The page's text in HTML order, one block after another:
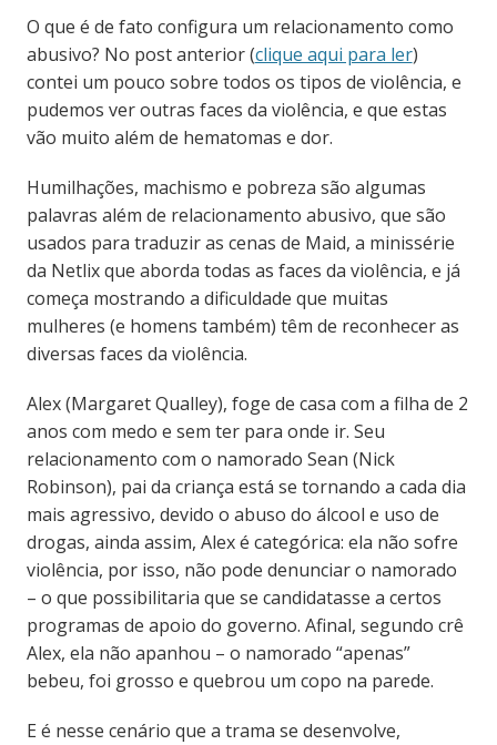
O que é de fato configura um relacionamento como
abusivo? No post anterior (clique aqui para ler)
contei um pouco sobre todos os tipos de violência, e
pudemos ver outras faces da violência, e que estas
vão muito além de hematomas e dor.
Humilhações, machismo e pobreza são algumas
palavras além de relacionamento abusivo, que são
usados para traduzir as cenas de Maid, a minissérie
da Netlix que aborda todas as faces da violência, e já
começa mostrando a dificuldade que muitas
mulheres (e homens também) têm de reconhecer as
diversas faces da violência.
Alex (Margaret Qualley), foge de casa com a filha de 2
anos com medo e sem ter para onde ir. Seu
relacionamento com o namorado Sean (Nick
Robinson), pai da criança está se tornando a cada dia
mais agressivo, devido o abuso do álcool e uso de
drogas, ainda assim, Alex é categórica: ela não sofre
violência, por isso, não pode denunciar o namorado
– o que possibilitaria que se candidatasse a certos
programas de apoio do governo. Afinal, segundo crê
Alex, ela não apanhou – o namorado “apenas”
bebeu, foi grosso e quebrou um copo na parede.
E é nesse cenário que a trama se desenvolve,